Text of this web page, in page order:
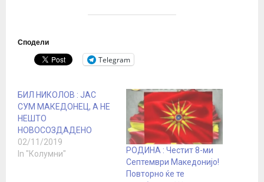
Сподели
Telegram
БИЛ НИКОЛОВ : ЈАС
СУМ МАКЕДОНЕЦ, А НЕ
НЕШТО
НОВОСОЗДАДЕНО
02/11/2019
In "Колумни"
РОДИНА : Честит 8-ми
Септември Македонијо!
Повторно ќе те